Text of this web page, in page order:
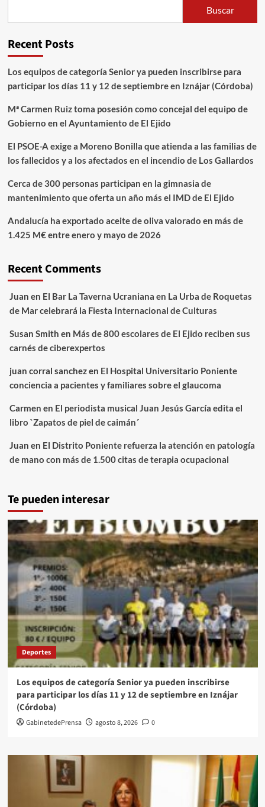
Buscar
Recent Posts
Los equipos de categoría Senior ya pueden inscribirse para
participar los días 11 y 12 de septiembre en Iznájar (Córdoba)
Mª Carmen Ruiz toma posesión como concejal del equipo de
Gobierno en el Ayuntamiento de El Ejido
El PSOE-A exige a Moreno Bonilla que atienda a las familias de
los fallecidos y a los afectados en el incendio de Los Gallardos
Cerca de 300 personas participan en la gimnasia de
mantenimiento que oferta un año más el IMD de El Ejido
Andalucía ha exportado aceite de oliva valorado en más de
1.425 M€ entre enero y mayo de 2026
Recent Comments
Juan en El Bar La Taverna Ucraniana en La Urba de Roquetas
de Mar celebrará la Fiesta Internacional de Culturas
Susan Smith en Más de 800 escolares de El Ejido reciben sus
carnés de ciberexpertos
juan corral sanchezen El Hospital Universitario Poniente
conciencia a pacientes y familiares sobre el glaucoma
Carmen en El periodista musical Juan Jesús García edita el
libro `Zapatos de piel de caimán´
Juan en El Distrito Poniente refuerza la atención en patología
de mano con más de 1.500 citas de terapia ocupacional
Te pueden interesar
Deportes
Los equipos de categoría Senior ya pueden inscribirse
para participar los días 11 y 12 de septiembre en Iznájar
(Córdoba)
GabinetedePrensa agosto 8, 2026 0